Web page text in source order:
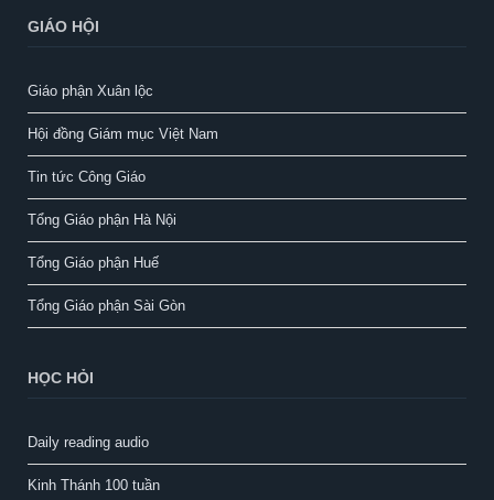
GIÁO HỘI
Giáo phận Xuân lộc
Hội đồng Giám mục Việt Nam
Tin tức Công Giáo
Tổng Giáo phận Hà Nội
Tổng Giáo phận Huế
Tổng Giáo phận Sài Gòn
HỌC HỎI
Daily reading audio
Kinh Thánh 100 tuần